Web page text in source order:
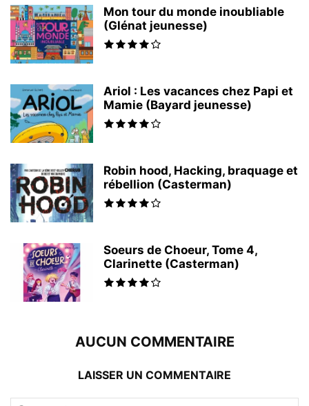
Mon tour du monde inoubliable
(Glénat jeunesse)
Ariol : Les vacances chez Papi et
Mamie (Bayard jeunesse)
Robin hood, Hacking, braquage et
rébellion (Casterman)
Soeurs de Choeur, Tome 4,
Clarinette (Casterman)
AUCUN COMMENTAIRE
LAISSER UN COMMENTAIRE